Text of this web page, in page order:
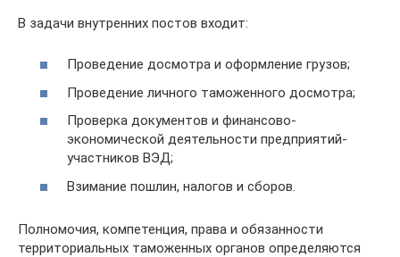
В задачи внутренних постов входит:
Проведение досмотра и оформление грузов;
Проведение личного таможенного досмотра;
Проверка документов и финансово-
экономической деятельности предприятий-
участников ВЭД;
Взимание пошлин, налогов и сборов.
Полномочия, компетенция, права и обязанности
территориальных таможенных органов определяются